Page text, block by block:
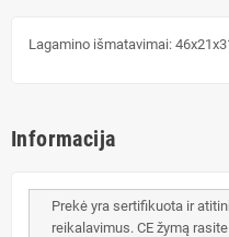
Lagamino išmatavimai:
Informacija
Prekė yra sertifikuota ir
reikalavimus. CE žymą